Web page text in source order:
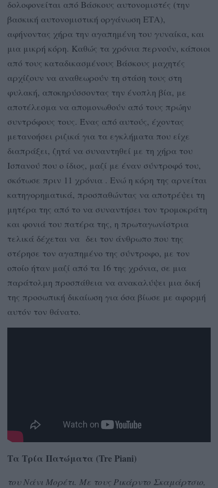
δολοφονείται από Βάσκους αυτονομιστές (την
βασκική αυτονομιστική οργάνωση ΕΤΑ),
αφήνοντας χήρα την αγαπημένη του γυναίκα, και
μια μικρή κόρη. Καθώς τα χρόνια περνούν, κάποιοι
από τους καταδικασμένους Βάσκους μαχητές
αρχίζουν να αναθεωρούν τη στάση τους στη
φυλακή, αποκηρύσσοντας την ένοπλη βία, με
αποτέλεσμα να απομονωθούν από τους πρώην
συντρόφους τους. Ένας από αυτούς, έχοντας
μετανοήσει ριζικά για τα εγκλήματα που είχε
διαπράξει, ζητά να συναντηθεί με τη χήρα του
Ισπανού που ο ίδιος, μαζί με έναν σύντροφό του,
σκότωσε πριν 11 χρόνια . Ενώ η κόρη της αρνείται
κατηγορηματικά, προσπαθώντας να αποτρέψει τη
μητέρα της από το να συναντήσει τον τρομοκράτη
και φονιά του πατέρα της, η πρωταγωνίστρια
τελικά δέχεται να δει τον άνθρωπο που της
στέρησε τον αγαπημένο της σύντροφο, με τον
οποίο ήταν μαζί από τα 16 της χρόνια, σε μια
παράτολμη προσπάθεια να ανακαλύψει μια δική
της προσωπική δικαίωση για όσα βίωσε με αφορμή
αυτόν τον θάνατο.
Τα Τρία Πατώματα (Tre Piani)
του Νάνι Μορέτι. Με τους Ρικάρντο Σκαμάρτσιο,